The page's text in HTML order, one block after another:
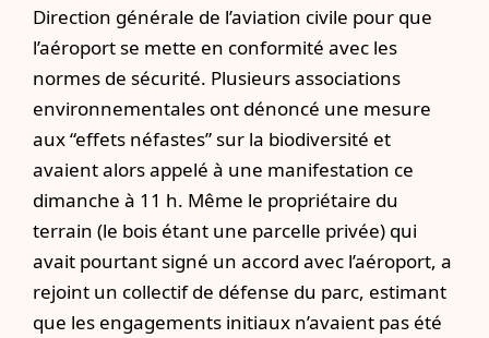
Direction générale de l’aviation civile pour que
l’aéroport se mette en conformité avec les
normes de sécurité. Plusieurs associations
environnementales ont dénoncé une mesure
aux “effets néfastes” sur la biodiversité et
avaient alors appelé à une manifestation ce
dimanche à 11 h. Même le propriétaire du
terrain (le bois étant une parcelle privée) qui
avait pourtant signé un accord avec l’aéroport, a
rejoint un collectif de défense du parc, estimant
que les engagements initiaux n’avaient pas été